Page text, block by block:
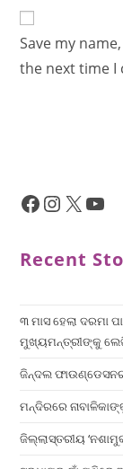
Save my
the next time I
Recent
୩ ମାସ ହେଲା ଦରମା
ମୁଖ୍ୟମନ୍ତ୍ରୀଙ୍କୁ
ଜିନ୍ଦଲ
ମନ୍ଦିରରେ
ଜିଲ୍ଲାସ୍ତରୀୟ